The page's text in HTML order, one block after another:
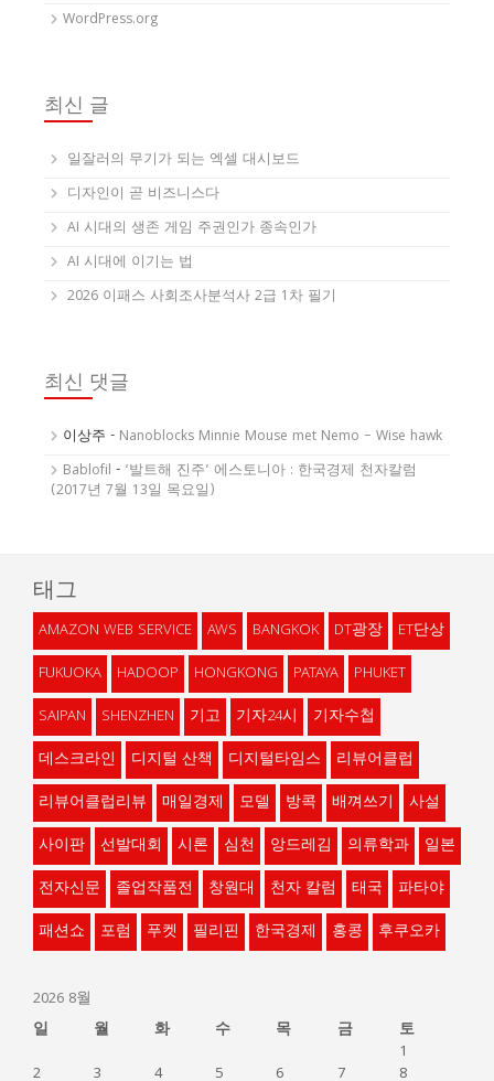
WordPress.org
최신 글
일잘러의 무기가 되는 엑셀 대시보드
디자인이 곧 비즈니스다
AI 시대의 생존 게임 주권인가 종속인가
AI 시대에 이기는 법
2026 이패스 사회조사분석사 2급 1차 필기
최신 댓글
이상주 - Nanoblocks Minnie Mouse met Nemo – Wise hawk
Bablofil - ‘발트해 진주’ 에스토니아 : 한국경제 천자칼럼
(2017년 7월 13일 목요일)
태그
AMAZON WEB SERVICE AWS BANGKOK DT광장
ET단상
FUKUOKA
HADOOP HONGKONG PATAYA
PHUKET
SAIPAN
SHENZHEN 기고 기자24시
기자수첩
데스크라인
디지털 산책 디지털타임스
리뷰어클럽
리뷰어클럽리뷰
매일경제 모델 방콕 배껴쓰기
사설
사이판
선발대회 시론 심천 앙드레김 의류학과
일본
전자신문
졸업작품전 창원대 천자 칼럼 태국
파타야
패션쇼
포럼 푸켓 필리핀 한국경제 홍콩 후쿠오카
2026 8월
일
월 화 수 목 금
토
1
2
3 4 5 6 7 8